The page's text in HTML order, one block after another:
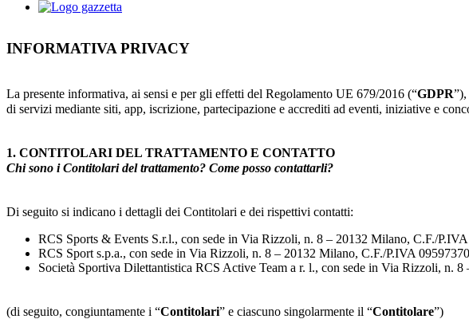
INFORMATIVA PRIVACY
La presente informativa, ai sensi e per gli effetti del Regolamento UE 679/2016 (“GDPR
di servizi mediante siti, app, iscrizione, partecipazione e accrediti ad eventi, iniziative e
1. CONTITOLARI DEL TRATTAMENTO E CONTATTO
Chi sono i Contitolari del trattamento? Come posso contattarli?
Di seguito si indicano i dettagli dei Contitolari e dei rispettivi contatti:
RCS Sports & Events S.r.l., con sede in Via Rizzoli, n. 8 – 20132 Milano, C.F./
RCS Sport s.p.a., con sede in Via Rizzoli, n. 8 – 20132 Milano, C.F./P.IVA
Società Sportiva Dilettantistica RCS Active Team a r. l., con sede in Via Rizzoli, n.
(di seguito, congiuntamente i “Contitolari” e ciascuno singolarmente il “Contitolare”)